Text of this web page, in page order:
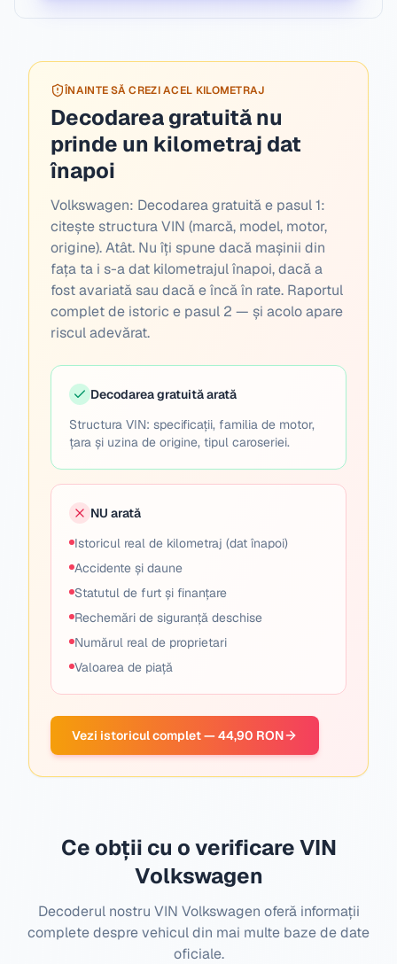
ÎNAINTE SĂ CREZI ACEL KILOMETRAJ
Decodarea gratuită nu
prinde un kilometraj dat
înapoi
Volkswagen: Decodarea gratuită e pasul 1:
citește structura VIN (marcă, model, motor,
origine). Atât. Nu îți spune dacă mașinii din
fața ta i s-a dat kilometrajul înapoi, dacă a
fost avariată sau dacă e încă în rate. Raportul
complet de istoric e pasul 2 — și acolo apare
riscul adevărat.
Decodarea gratuită arată
Structura VIN: specificații, familia de motor,
țara și uzina de origine, tipul caroseriei.
NU arată
Istoricul real de kilometraj (dat înapoi)
Accidente și daune
Statutul de furt și finanțare
Rechemări de siguranță deschise
Numărul real de proprietari
Valoarea de piață
Vezi istoricul complet — 44,90 RON
Ce obții cu o verificare VIN
Volkswagen
Decoderul nostru VIN Volkswagen oferă informații
complete despre vehicul din mai multe baze de date
oficiale.